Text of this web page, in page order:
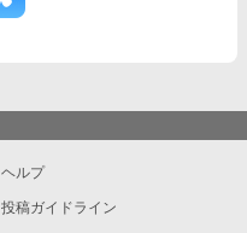
ヘルプ
投稿ガイドライン